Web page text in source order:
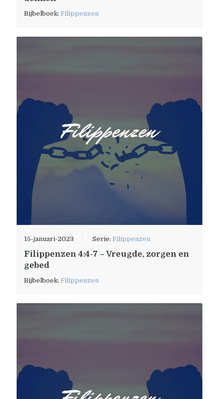
Bijbelboek:Filippenzen
15-januari-2023 Serie:Filippenzen
Filippenzen 4:4-7 – Vreugde, zorgen en
gebed
Bijbelboek:Filippenzen